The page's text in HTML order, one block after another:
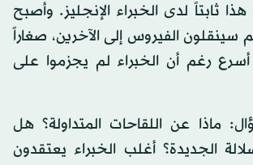
ثابتاً لدى الخبراء الإنجليز. وأصبح
سينقلون الفيروس إلى الآخرين، صغاراً
أسرع رغم أن الخبراء لم يجزموا على
ماذا عن اللقاحات المتداولة؟ هل
الجديدة؟ أغلب الخبراء يعتقدون